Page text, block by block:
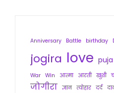
Anniversary Battle birthday
jogira love puja
War Win आत्मा आरती खुशी
जोगीरा ज्ञान त्योहार दर्द